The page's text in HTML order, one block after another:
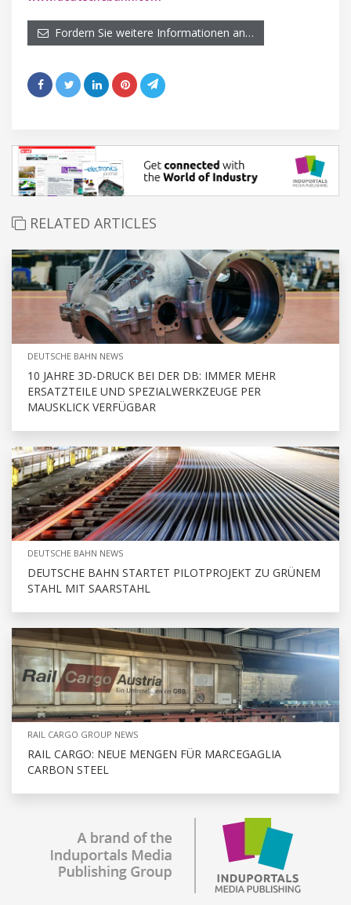
Fordern Sie weitere Informationen an…
RELATED ARTICLES
DEUTSCHE BAHN NEWS
10 JAHRE 3D-DRUCK BEI DER DB: IMMER MEHR
ERSATZTEILE UND SPEZIALWERKZEUGE PER
MAUSKLICK VERFÜGBAR
DEUTSCHE BAHN NEWS
DEUTSCHE BAHN STARTET PILOTPROJEKT ZU GRÜNEM
STAHL MIT SAARSTAHL
RAIL CARGO GROUP NEWS
RAIL CARGO: NEUE MENGEN FÜR MARCEGAGLIA
CARBON STEEL